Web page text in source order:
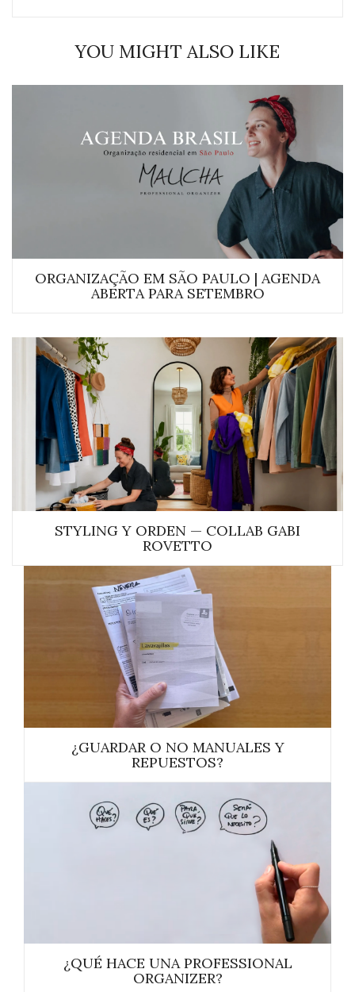
YOU MIGHT ALSO LIKE
ORGANIZAÇÃO EM SÃO PAULO | AGENDA
ABERTA PARA SETEMBRO
STYLING Y ORDEN — COLLAB GABI
ROVETTO
¿GUARDAR O NO MANUALES Y
REPUESTOS?
¿QUÉ HACE UNA PROFESSIONAL
ORGANIZER?